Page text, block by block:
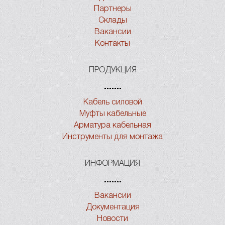
Партнеры
Склады
Вакансии
Контакты
ПРОДУКЦИЯ
Кабель силовой
Муфты кабельные
Арматура кабельная
Инструменты для монтажа
ИНФОРМАЦИЯ
Вакансии
Документация
Новости